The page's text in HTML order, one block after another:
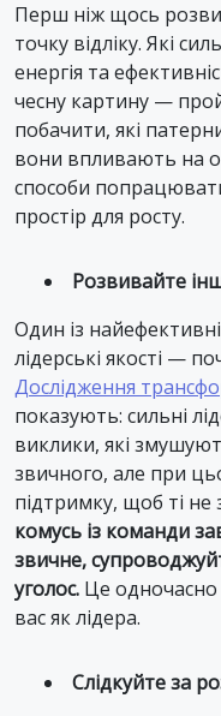
Перш ніж щось
точку відліку. Які
енергія та
чесну картину —
побачити, які
вони впливають на
способи
простір для росту.
Розвивайте
Один із
лідерські якості —
Дослідження
показують: сильні
виклики, які
звичного, але при
підтримку, щоб ті не
комусь із команди
звичне,
уголос. Це одночасно
вас як лідера.
Слідкуйте за